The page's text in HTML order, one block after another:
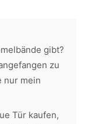
gibt?
zu
nur mein
Tür kaufen,